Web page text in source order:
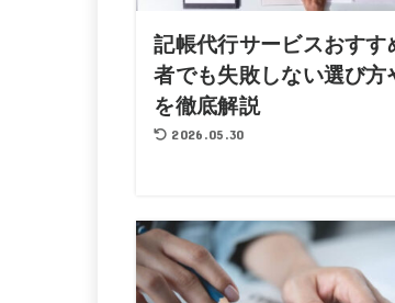
記帳代行サービスおすす
者でも失敗しない選び方
を徹底解説
2026.05.30